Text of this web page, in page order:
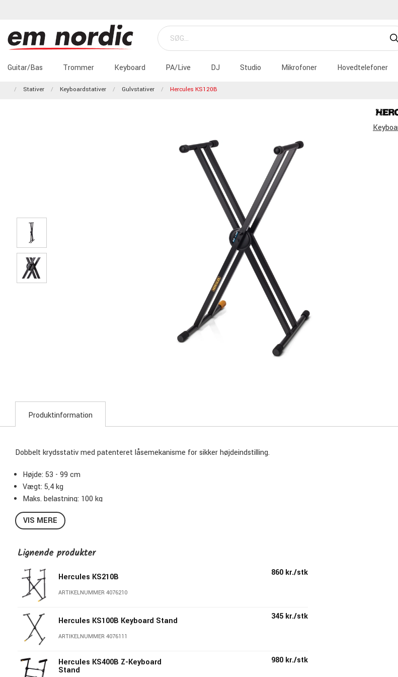
Guitar/Bas Trommer Keyboard PA/Live DJ Studio Mikrofoner Hovedtelefoner
Stativer Keyboardstativer Gulvstativer Hercules KS120B
Produktinformation
Dobbelt krydsstativ med patenteret låsemekanisme for sikker højdeindstilling.
Højde: 53 - 99 cm
Vægt: 5,4 kg
Maks. belastning: 100 kg
VIS MERE
Lignende produkter
Hercules KS210B
ARTIKELNUMMER 4076210
860 kr./stk
Hercules KS100B Keyboard Stand
ARTIKELNUMMER 4076111
345 kr./stk
Hercules KS400B Z-Keyboard
Stand
980 kr./stk